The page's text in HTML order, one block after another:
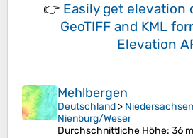
👉 Easily get elevation
GeoTIFF and KML
Elevation
Mehlbergen
Deutschland > Niedersachsen
Nienburg/Weser
Durchschnittliche Höhe: 36 m